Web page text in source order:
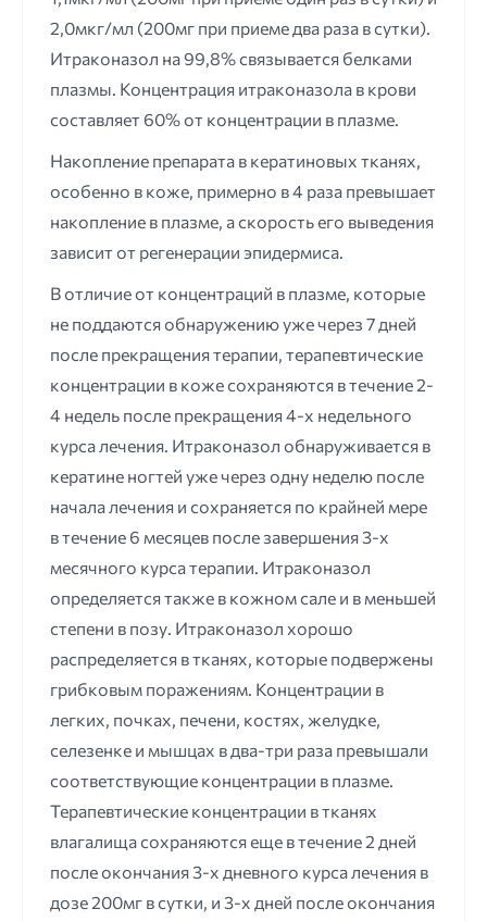
2,0мкг/мл (200мг при приеме два раза в сутки).
Итраконазол на 99,8% связывается белками
плазмы. Концентрация итраконазола в крови
составляет 60% от концентрации в плазме.
Накопление препарата в кератиновых тканях,
особенно в коже, примерно в 4 раза превышает
накопление в плазме, а скорость его выведения
зависит от регенерации эпидермиса.
В отличие от концентраций в плазме, которые
не поддаются обнаружению уже через 7 дней
после прекращения терапии, терапевтические
концентрации в коже сохраняются в течение 2-
4 недель после прекращения 4-х недельного
курса лечения. Итраконазол обнаруживается в
кератине ногтей уже через одну неделю после
начала лечения и сохраняется по крайней мере
в течение 6 месяцев после завершения 3-х
месячного курса терапии. Итраконазол
определяется также в кожном сале и в меньшей
степени в позу. Итраконазол хорошо
распределяется в тканях, которые подвержены
грибковым поражениям. Концентрации в
легких, почках, печени, костях, желудке,
селезенке и мышцах в два-три раза превышали
соответствующие концентрации в плазме.
Терапевтические концентрации в тканях
влагалища сохраняются еще в течение 2 дней
после окончания 3-х дневного курса лечения в
дозе 200мг в сутки, и 3-х дней после окончания